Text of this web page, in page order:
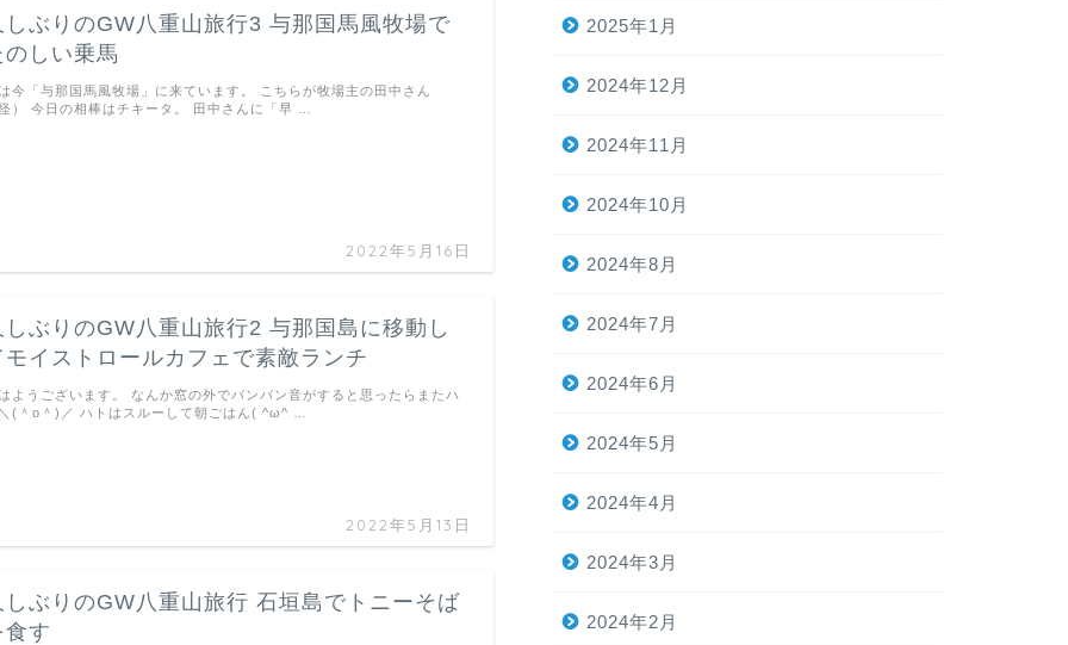
しぶりのGW八重山旅行3 与那国馬風牧場で
のしい乗馬
2022年5月16日
今「与那国馬風牧場」に来ています。 こちらが牧場主の田中さん
） 今日の相棒はチキータ。 田中さんに「早 …
しぶりのGW八重山旅行2 与那国島に移動し
モイストロールカフェで素敵ランチ
2022年5月13日
ようございます。 なんか窓の外でバンバン音がすると思ったらまたハ
(＾o＾)／ ハトはスルーして朝ごはん( ^ω^ …
しぶりのGW八重山旅行 石垣島でトニーそば
食す
2025年1月
2024年12月
2024年11月
2024年10月
2024年8月
2024年7月
2024年6月
2024年5月
2024年4月
2024年3月
2024年2月